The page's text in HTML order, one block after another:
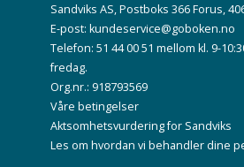
Sandviks AS, Postboks 366 Forus,
E-post: kundeservice@goboken.no
Telefon: 51 44 00 51 mellom kl. 9-
fredag.
Org.nr.: 918793569
Våre betingelser
Aktsomhetsvurdering for Sandviks
Les om hvordan vi behandler dine